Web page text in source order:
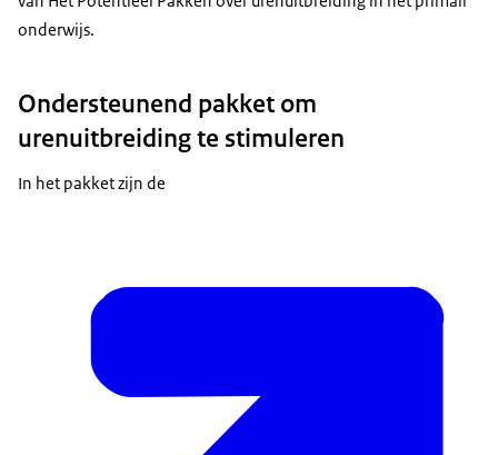
onderwijs.
Ondersteunend pakket om
urenuitbreiding te stimuleren
In het pakket zijn de